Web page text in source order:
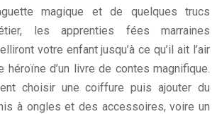
magique et de quelques trucs
les apprenties fées marraines
votre enfant jusqu’à ce qu’il ait l’air
héroïne d’un livre de contes magnifique.
choisir une coiffure puis ajouter du
à ongles et des accessoires, voire un